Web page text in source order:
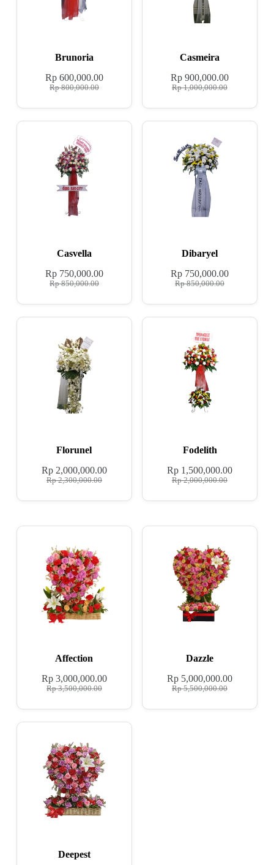
Brunoria
Rp800,000.00
Rp600,000.00
Casmeira
Rp1,000,000.00
Rp 900,000.00
Casvella
Rp850,000.00
Rp750,000.00
Dibaryel
Rp850,000.00
Rp 750,000.00
Florunel
Rp2,300,000.00
Rp2,000,000.00
Fodelith
Rp2,000,000.00
Rp 1,500,000.00
Affection
Rp3,500,000.00
Rp3,000,000.00
Dazzle
Rp5,500,000.00
Rp 5,000,000.00
Deepest